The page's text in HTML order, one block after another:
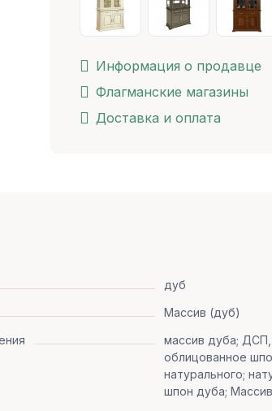
Информация о продавце
Флагманские магазины
Доставка и оплата
дуб
Массив (дуб)
массив дуба; ДСП,
облицованное
натурального;
шпон дуба; Массив